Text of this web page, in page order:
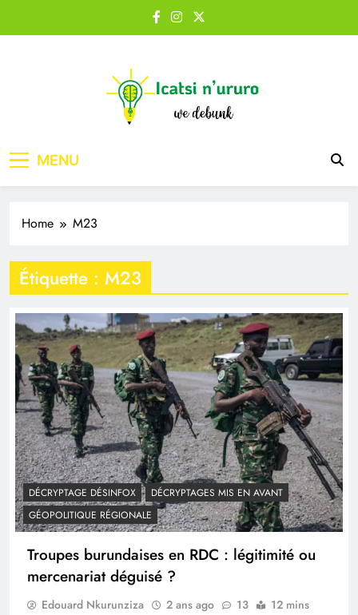
MENU
Home M23
Étiquette : M23
DÉCRYPTAGE DÉSINFOX
DÉCRYPTAGES MIS EN AVANT
GÉOPOLITIQUE RÉGIONALE
Troupes burundaises en RDC : légitimité ou
mercenariat déguisé ?
Edouard Nkurunziza 2 ans ago 13 12 mins